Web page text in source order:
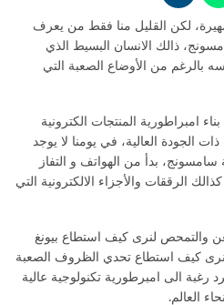
لكن القليل منا فقط من يعرف
ذالك الانسان البسيط الذي
بالرغم من الأوضاع الصعبة التي
امبراطورية المنتجات الكترونية
الجودة العالية، في يومنا لا يوجد
بدأ من الهواتف و التفاز
الرققات والأجزاء الالكترونية التي
والتمحص لنرى كيف استطاع بيونغ
كيف استطاع تحدي الظروف الصعبة
الى امبرطورية تكنولوجية عالية
العالم.